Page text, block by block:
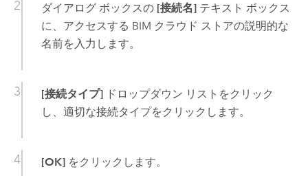
ダイアログ ボックスの [接続名]テキスト ボックス
に、アクセスする BIM クラウド ストアの説明的な
名前を入力します。
[接続タイプ]ドロップダウン リストをクリック
し、適切な接続タイプをクリックします。
[OK]をクリックします。